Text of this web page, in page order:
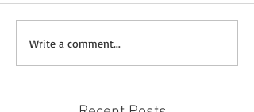
Write a comment...